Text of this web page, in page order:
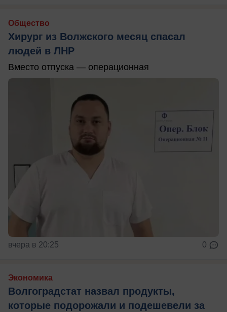
Общество
Хирург из Волжского месяц спасал
людей в ЛНР
Вместо отпуска — операционная
вчера в 20:25 0
Экономика
Волгоградстат назвал продукты,
которые подорожали и подешевели за